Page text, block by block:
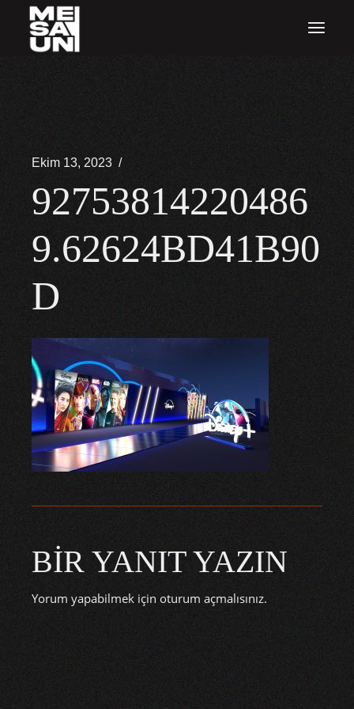
İçeriğe
Ekim 13, 2023
92753814220486
9.62624BD41B90
D
BIR YANIT YAZIN
Yorum yapabilmek içinoturum açmalısınız.